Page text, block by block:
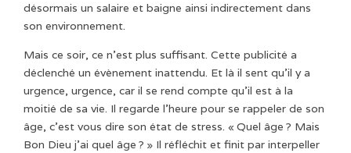
désormais un salaire et baigne ainsi indirectement dans
son environnement.
Mais ce soir, ce n’est plus suffisant. Cette publicité a
déclenché un évènement inattendu. Et là il sent qu’il y a
urgence, urgence, car il se rend compte qu’il est à la
moitié de sa vie. Il regarde l’heure pour se rappeler de son
âge, c’est vous dire son état de stress. « Quel âge ? Mais
Bon Dieu j’ai quel âge ? » Il réfléchit et finit par interpeller